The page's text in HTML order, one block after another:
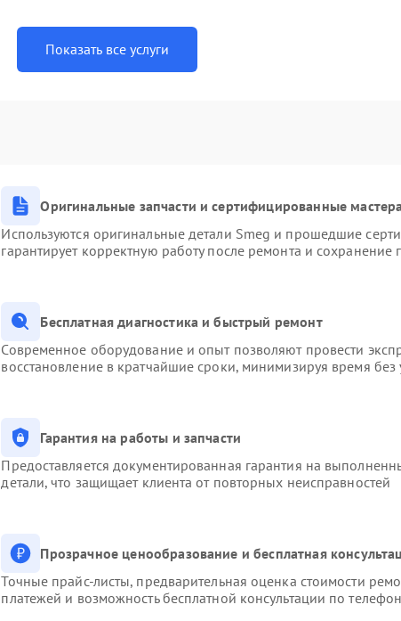
Показать все услуги
Оригинальные запчасти и сертифицированные мастера
Используются оригинальные детали Smeg и прошедшие
гарантирует корректную работу после ремонта и сохранение
Бесплатная диагностика и быстрый ремонт
Современное оборудование и опыт позволяют провести
восстановление в кратчайшие сроки, минимизируя время без
Гарантия на работы и запчасти
Предоставляется документированная гарантия на
детали, что защищает клиента от повторных неисправностей
Прозрачное ценообразование и бесплатная
Точные прайс-листы, предварительная оценка стоимости
платежей и возможность бесплатной консультации по